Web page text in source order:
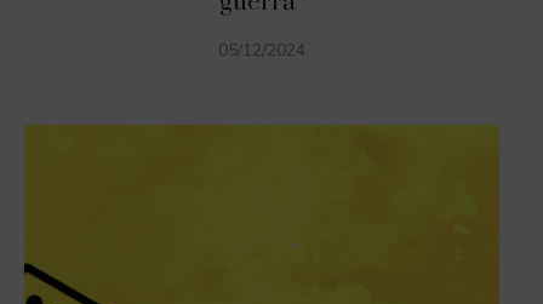
05/12/2024